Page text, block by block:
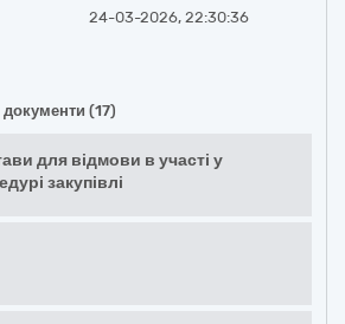
24-03-2026, 22:30:36
документи (17)
для відмови в участі у
закупівлі